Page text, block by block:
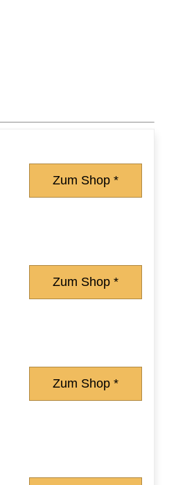
Zum Shop *
Zum Shop *
Zum Shop *